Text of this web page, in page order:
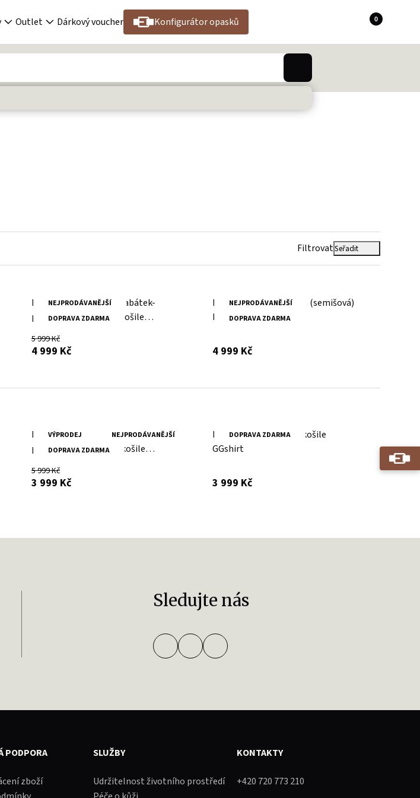
Outlet Dárkový voucher Konfigurátor opasků 0
FiltrovatSeřadit
NEJPRODÁVANĚJŠÍ
DOPRAVA ZDARMA
Dámský černý kožený kabátek-
prodloužená oversize košile
5 999 Kč
4 999 Kčs DPH
NEJPRODÁVANĚJŠÍ
DOPRAVA ZDARMA
Dámská hnědá velurová (semišová)
košile MWMahali
4 999 Kčs DPH
VÝPRODEJ
NEJPRODÁVANĚJŠÍ
DOPRAVA ZDARMA
Dámský černý kožený kabátek-
prodloužená Oversize košile
5 999 Kč
3 999 Kčs DPH
DOPRAVA ZDARMA
Dámská černá kožená košile
GGshirt
3 999 Kčs DPH
Sledujte nás
PODPORA
zboží
SLUŽBY
Udržitelnost životního prostředí
KONTAKTY
+420 720 773 210